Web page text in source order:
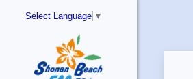
Select Language ▼